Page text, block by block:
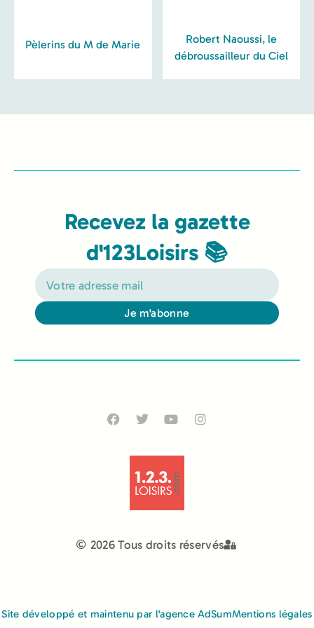
Pèlerins du M de Marie
Robert Naoussi, le
débroussailleur du Ciel
Recevez la gazette
d'123Loisirs 📚
Je m'abonne
2026 Tous droits réservés
Site développé et maintenu par l'agence AdSumMentions légales